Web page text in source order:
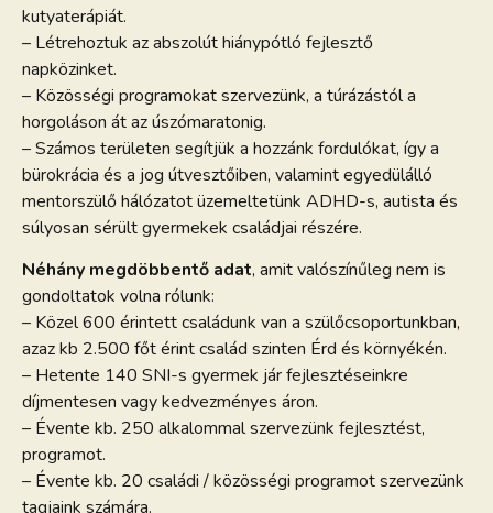
kutyaterápiát.
– Létrehoztuk az abszolút hiánypótló fejlesztő
napközinket.
– Közösségi programokat szervezünk, a túrázástól a
horgoláson át az úszómaratonig.
– Számos területen segítjük a hozzánk fordulókat, így a
bürokrácia és a jog útvesztőiben, valamint egyedülálló
mentorszülő hálózatot üzemeltetünk ADHD-s, autista és
súlyosan sérült gyermekek családjai részére.
Néhány megdöbbentő adat, amit valószínűleg nem is
gondoltatok volna rólunk:
– Közel 600 érintett családunk van a szülőcsoportunkban,
azaz kb 2.500 főt érint család szinten Érd és környékén.
– Hetente 140 SNI-s gyermek jár fejlesztéseinkre
díjmentesen vagy kedvezményes áron.
– Évente kb. 250 alkalommal szervezünk fejlesztést,
programot.
– Évente kb. 20 családi / közösségi programot szervezünk
tagjaink számára.